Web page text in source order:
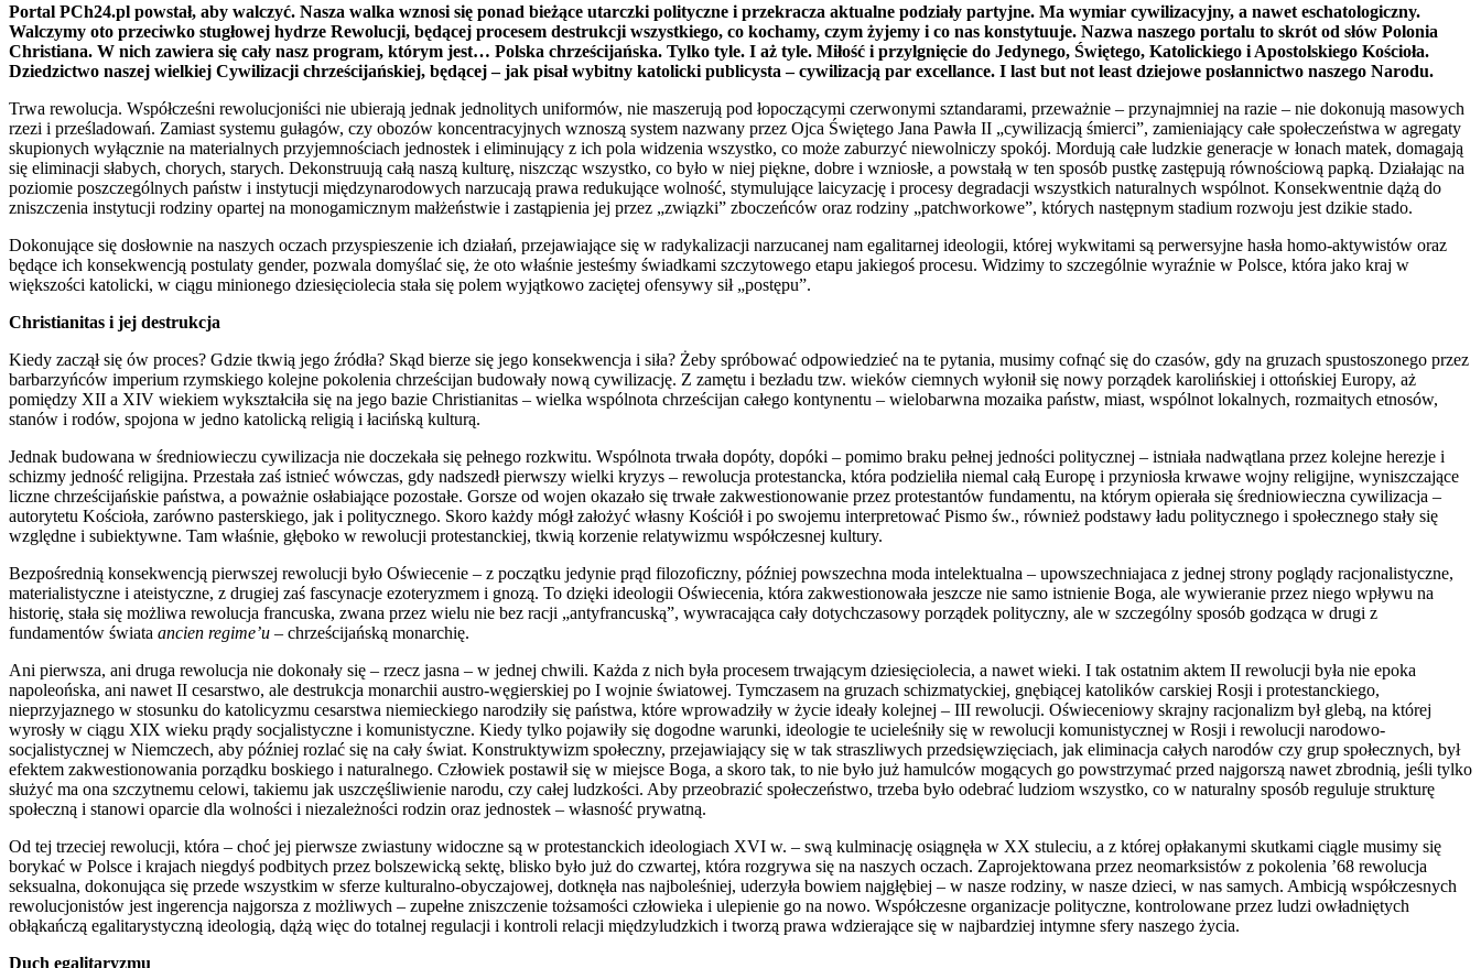
Portal PCh24.pl powstał, aby walczyć. Nasza walka wznosi się ponad bieżące utarczki polityczne i przekracza aktualne podziały partyjne. Ma wymiar cywilizacyjny, a nawet eschatologiczny.
Walczymy oto przeciwko stugłowej hydrze Rewolucji, będącej procesem destrukcji wszystkiego, co kochamy, czym żyjemy i co nas konstytuuje. Nazwa naszego portalu to skrót od słów Polonia
Christiana. W nich zawiera się cały nasz program, którym jest… Polska chrześcijańska. Tylko tyle. I aż tyle. Miłość i przylgnięcie do Jedynego, Świętego, Katolickiego i Apostolskiego Kościoła.
Dziedzictwo naszej wielkiej Cywilizacji chrześcijańskiej, będącej – jak pisał wybitny katolicki publicysta – cywilizacją par excellance. I last but not least dziejowe posłannictwo naszego Narodu.
Trwa rewolucja. Współcześni rewolucjoniści nie ubierają jednak jednolitych uniformów, nie maszerują pod łopoczącymi czerwonymi sztandarami, przeważnie – przynajmniej na razie – nie dokonują masowych
rzezi i prześladowań. Zamiast systemu gułagów, czy obozów koncentracyjnych wznoszą system nazwany przez Ojca Świętego Jana Pawła II „cywilizacją śmierci”, zamieniający całe społeczeństwa w agregaty
skupionych wyłącznie na materialnych przyjemnościach jednostek i eliminujący z ich pola widzenia wszystko, co może zaburzyć niewolniczy spokój. Mordują całe ludzkie generacje w łonach matek, domagają
się eliminacji słabych, chorych, starych. Dekonstruują całą naszą kulturę, niszcząc wszystko, co było w niej piękne, dobre i wzniosłe, a powstałą w ten sposób pustkę zastępują równościową papką. Działając na
poziomie poszczególnych państw i instytucji międzynarodowych narzucają prawa redukujące wolność, stymulujące laicyzację i procesy degradacji wszystkich naturalnych wspólnot. Konsekwentnie dążą do
zniszczenia instytucji rodziny opartej na monogamicznym małżeństwie i zastąpienia jej przez „związki” zboczeńców oraz rodziny „patchworkowe”, których następnym stadium rozwoju jest dzikie stado.
Dokonujące się dosłownie na naszych oczach przyspieszenie ich działań, przejawiające się w radykalizacji narzucanej nam egalitarnej ideologii, której wykwitami są perwersyjne hasła homo-aktywistów oraz
będące ich konsekwencją postulaty gender, pozwala domyślać się, że oto właśnie jesteśmy świadkami szczytowego etapu jakiegoś procesu. Widzimy to szczególnie wyraźnie w Polsce, która jako kraj w
większości katolicki, w ciągu minionego dziesięciolecia stała się polem wyjątkowo zaciętej ofensywy sił „postępu”.
Christianitas i jej destrukcja
Kiedy zaczął się ów proces? Gdzie tkwią jego źródła? Skąd bierze się jego konsekwencja i siła? Żeby spróbować odpowiedzieć na te pytania, musimy cofnąć się do czasów, gdy na gruzach spustoszonego przez
barbarzyńców imperium rzymskiego kolejne pokolenia chrześcijan budowały nową cywilizację. Z zamętu i bezładu tzw. wieków ciemnych wyłonił się nowy porządek karolińskiej i ottońskiej Europy, aż
pomiędzy XII a XIV wiekiem wykształciła się na jego bazie Christianitas – wielka wspólnota chrześcijan całego kontynentu – wielobarwna mozaika państw, miast, wspólnot lokalnych, rozmaitych etnosów,
stanów i rodów, spojona w jedno katolicką religią i łacińską kulturą.
Jednak budowana w średniowieczu cywilizacja nie doczekała się pełnego rozkwitu. Wspólnota trwała dopóty, dopóki – pomimo braku pełnej jedności politycznej – istniała nadwątlana przez kolejne herezje i
schizmy jedność religijna. Przestała zaś istnieć wówczas, gdy nadszedł pierwszy wielki kryzys – rewolucja protestancka, która podzieliła niemal całą Europę i przyniosła krwawe wojny religijne, wyniszczające
liczne chrześcijańskie państwa, a poważnie osłabiające pozostałe. Gorsze od wojen okazało się trwałe zakwestionowanie przez protestantów fundamentu, na którym opierała się średniowieczna cywilizacja –
autorytetu Kościoła, zarówno pasterskiego, jak i politycznego. Skoro każdy mógł założyć własny Kościół i po swojemu interpretować Pismo św., również podstawy ładu politycznego i społecznego stały się
względne i subiektywne. Tam właśnie, głęboko w rewolucji protestanckiej, tkwią korzenie relatywizmu współczesnej kultury.
Bezpośrednią konsekwencją pierwszej rewolucji było Oświecenie – z początku jedynie prąd filozoficzny, później powszechna moda intelektualna – upowszechniajaca z jednej strony poglądy racjonalistyczne,
materialistyczne i ateistyczne, z drugiej zaś fascynacje ezoteryzmem i gnozą. To dzięki ideologii Oświecenia, która zakwestionowała jeszcze nie samo istnienie Boga, ale wywieranie przez niego wpływu na
historię, stała się możliwa rewolucja francuska, zwana przez wielu nie bez racji „antyfrancuską”, wywracająca cały dotychczasowy porządek polityczny, ale w szczególny sposób godząca w drugi z
fundamentów świata ancien regime’u – chrześcijańską monarchię.
Ani pierwsza, ani druga rewolucja nie dokonały się – rzecz jasna – w jednej chwili. Każda z nich była procesem trwającym dziesięciolecia, a nawet wieki. I tak ostatnim aktem II rewolucji była nie epoka
napoleońska, ani nawet II cesarstwo, ale destrukcja monarchii austro-węgierskiej po I wojnie światowej. Tymczasem na gruzach schizmatyckiej, gnębiącej katolików carskiej Rosji i protestanckiego,
nieprzyjaznego w stosunku do katolicyzmu cesarstwa niemieckiego narodziły się państwa, które wprowadziły w życie ideały kolejnej – III rewolucji. Oświeceniowy skrajny racjonalizm był glebą, na której
wyrosły w ciągu XIX wieku prądy socjalistyczne i komunistyczne. Kiedy tylko pojawiły się dogodne warunki, ideologie te ucieleśniły się w rewolucji komunistycznej w Rosji i rewolucji narodowo-
socjalistycznej w Niemczech, aby później rozlać się na cały świat. Konstruktywizm społeczny, przejawiający się w tak straszliwych przedsięwzięciach, jak eliminacja całych narodów czy grup społecznych, był
efektem zakwestionowania porządku boskiego i naturalnego. Człowiek postawił się w miejsce Boga, a skoro tak, to nie było już hamulców mogących go powstrzymać przed najgorszą nawet zbrodnią, jeśli tylko
służyć ma ona szczytnemu celowi, takiemu jak uszczęśliwienie narodu, czy całej ludzkości. Aby przeobrazić społeczeństwo, trzeba było odebrać ludziom wszystko, co w naturalny sposób reguluje strukturę
społeczną i stanowi oparcie dla wolności i niezależności rodzin oraz jednostek – własność prywatną.
Od tej trzeciej rewolucji, która – choć jej pierwsze zwiastuny widoczne są w protestanckich ideologiach XVI w. – swą kulminację osiągnęła w XX stuleciu, a z której opłakanymi skutkami ciągle musimy się
borykać w Polsce i krajach niegdyś podbitych przez bolszewicką sektę, blisko było już do czwartej, która rozgrywa się na naszych oczach. Zaprojektowana przez neomarksistów z pokolenia ’68 rewolucja
seksualna, dokonująca się przede wszystkim w sferze kulturalno-obyczajowej, dotknęła nas najboleśniej, uderzyła bowiem najgłębiej – w nasze rodziny, w nasze dzieci, w nas samych. Ambicją współczesnych
rewolucjonistów jest ingerencja najgorsza z możliwych – zupełne zniszczenie tożsamości człowieka i ulepienie go na nowo. Współczesne organizacje polityczne, kontrolowane przez ludzi owładniętych
obłąkańczą egalitarystyczną ideologią, dążą więc do totalnej regulacji i kontroli relacji międzyludzkich i tworzą prawa wdzierające się w najbardziej intymne sfery naszego życia.
Duch egalitaryzmu